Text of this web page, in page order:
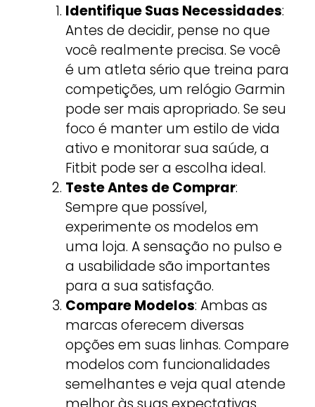
Identifique Suas Necessidades:
Antes de decidir, pense no que
você realmente precisa. Se você
é um atleta sério que treina para
competições, um relógio Garmin
pode ser mais apropriado. Se seu
foco é manter um estilo de vida
ativo e monitorar sua saúde, a
Fitbit pode ser a escolha ideal.
Teste Antes de Comprar:
Sempre que possível,
experimente os modelos em
uma loja. A sensação no pulso e
a usabilidade são importantes
para a sua satisfação.
Compare Modelos: Ambas as
marcas oferecem diversas
opções em suas linhas. Compare
modelos com funcionalidades
semelhantes e veja qual atende